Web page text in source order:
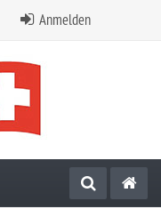
Anmelden